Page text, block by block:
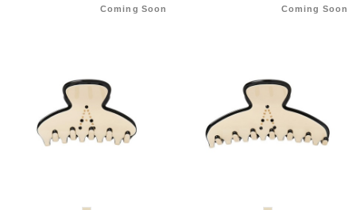
Coming Soon Coming Soon